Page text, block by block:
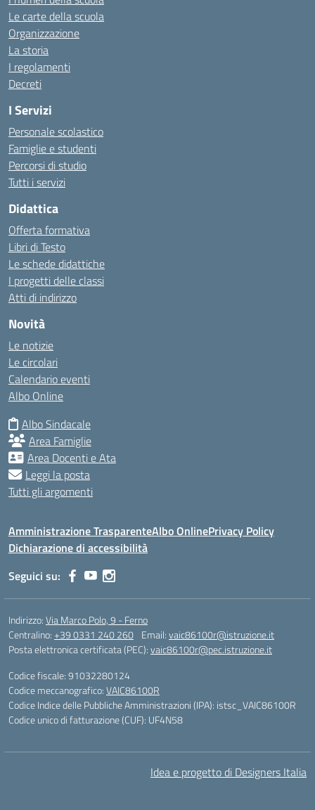
Le carte della scuola
Organizzazione
La storia
I regolamenti
Decreti
I Servizi
Personale scolastico
Famiglie e studenti
Percorsi di studio
Tutti i servizi
Didattica
Offerta formativa
Libri di Testo
Le schede didattiche
I progetti delle classi
Atti di indirizzo
Novità
Le notizie
Le circolari
Calendario eventi
Albo Online
Albo Sindacale
Area Famiglie
Area Docenti e Ata
Leggi la posta
Tutti gli argomenti
Amministrazione TrasparenteAlbo OnlinePrivacy Policy
Dichiarazione di accessibilità
Seguici su:
Indirizzo:Via Marco Polo, 9 - Ferno
Centralino:+39 0331 240 260 Email:vaic86100r@istruzione.it
Posta elettronica certificata (PEC):vaic86100r@pec.istruzione.it
Codice fiscale: 91032280124
Codice meccanografico:VAIC86100R
Codice Indice delle Pubbliche Amministrazioni (IPA): istsc_VAIC86100R
Codice unico di fatturazione (CUF): UF4N58
Idea e progetto di Designers Italia